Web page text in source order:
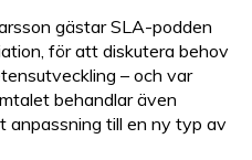
gästar SLA-podden
för att diskutera behov
– och var
behandlar även
anpassning till en ny typ av